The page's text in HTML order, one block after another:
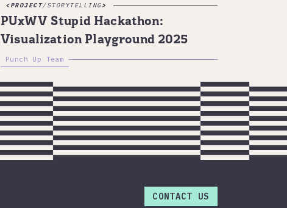
PROJECT/STORYTELLING
PUxWV Stupid Hackathon:
Visualization Playground 2025
Punch Up Team
CONTACT US